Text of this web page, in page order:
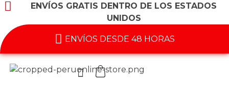
ENVÍOS GRATIS DENTRO DE LOS ESTADOS
UNIDOS
ENVÍOS DESDE 48 HORAS